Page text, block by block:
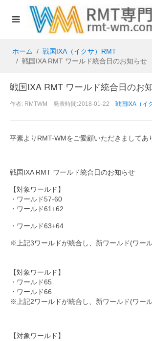
ホーム
戦国IXA（イクサ）RMT
戦国IXA RMT ワールド統合日のお知らせ
戦国IXA RMT ワールド統合日のお
作者: RMTWM 発表時間:2018-01-22 戦国IXA（イ
平素よりRMT-WMをご愛顧いただきましてあ
戦国IXA RMT ワールド統合日のお知らせ
【対象ワールド】
・ワールド57-60
・ワールド61+62
・ ワールド63+64
※上記3ワールドが統合し、新ワールド(ワー
【対象ワールド】
・ワールド65
・ワールド66
※上記2ワールドが統合し、新ワールド(ワー
【対象ワールド】